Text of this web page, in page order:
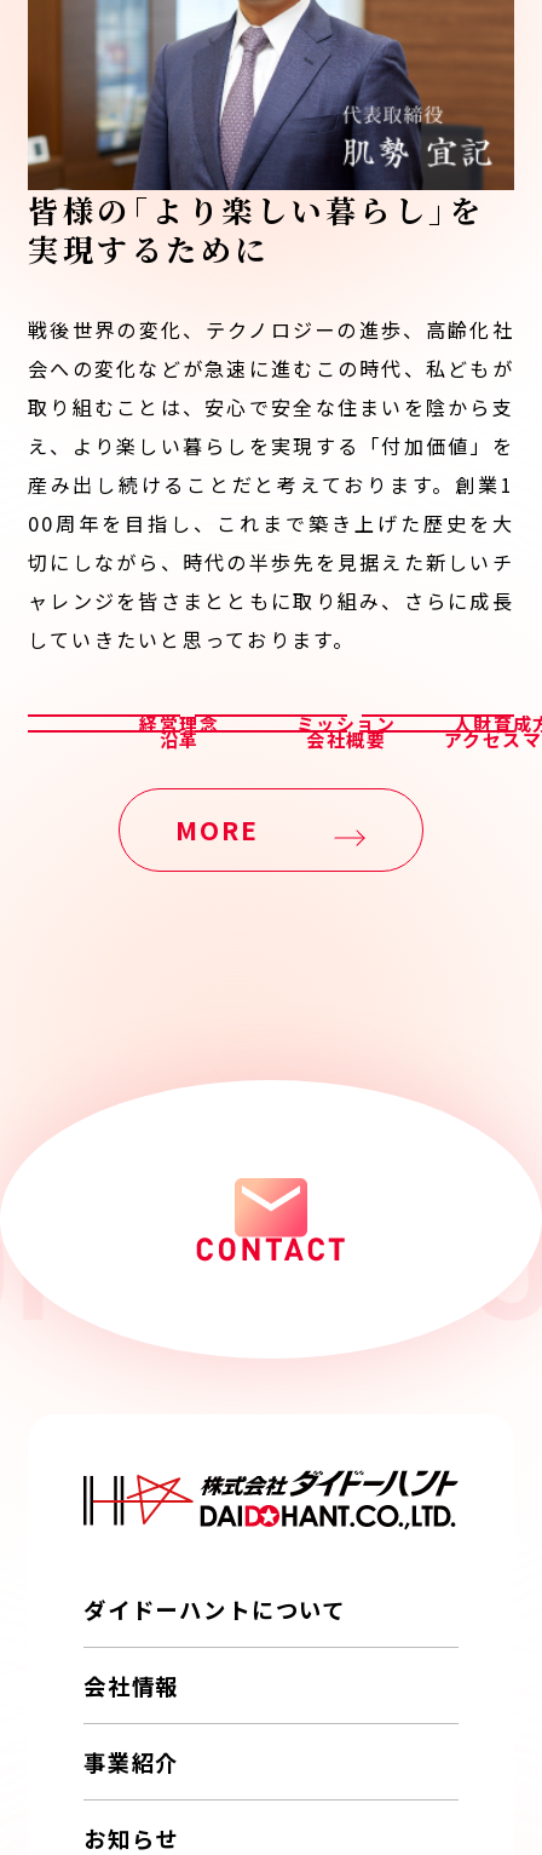
皆様の「より楽しい暮らし 」 を
実現するために
戦後世界の変化、テクノロジーの進歩、高齢化社
会への変化などが急速に進むこの時代、私どもが
取り組むことは、安心で安全な住まいを陰から支
え、より楽しい暮らしを実現する「付加価値」を
産み出し続けることだと考えております。創業1
00周年を目指し、これまで築き上げた歴史を大
切にしながら、時代の半歩先を見据えた新しいチ
ャレンジを皆さまとともに取り組み、さらに成長
していきたいと思っております。
経営理念 ミッション 人財育成
沿革 会社概要 アクセス
MORE
ダイドーハントについて
会社情報
事業紹介
お知らせ